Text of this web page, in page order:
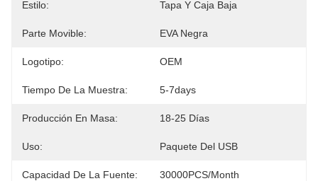
Estilo: Tapa Y Caja Baja
Parte Movible: EVA Negra
Logotipo: OEM
Tiempo De La Muestra: 5-7days
Producción En Masa: 18-25 Días
Uso: Paquete Del USB
Capacidad De La Fuente: 30000PCS/Month